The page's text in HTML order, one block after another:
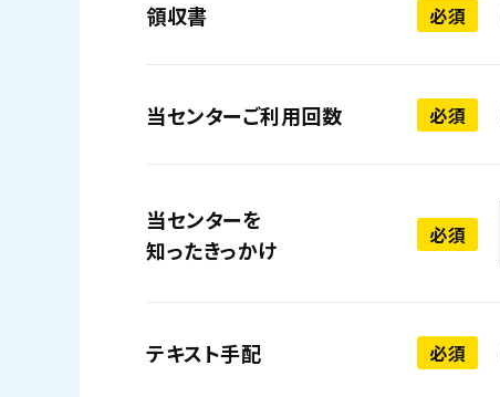
領収書 必須
当センターご利用回数 必須
当センターを
知ったきっかけ
必須
テキスト手配 必須